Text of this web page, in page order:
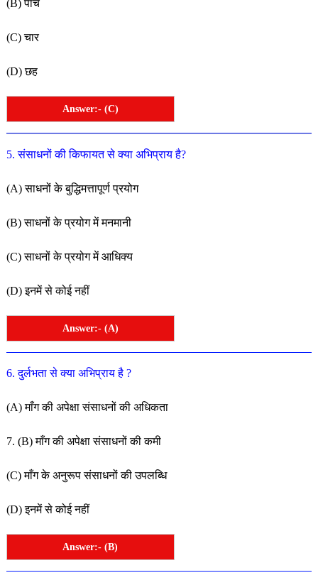
(B)पाँच
(C)चार
(D)छह
Answer:- (C)
5.संसाधनोंकीकिफायतसेक्या अभिप्रायहै?
(A)साधनोंकेबुद्धिमत्तापूर्णप्रयोग
(B)साधनोंकेप्रयोगमेंमनमानी
(C)साधनोंकेप्रयोगमेंआधिक्य
(D)इनमेंसेकोईनहीं
Answer:- (A)
6.दुर्लभतासेक्या अभिप्रायहै ?
(A)माँगकी अपेक्षासंसाधनोंकी अधिकता
7. (B)माँगकी अपेक्षासंसाधनोंकीकमी
(C)माँगकेअनुरूपसंसाधनोंकीउपलब्धि
(D)इनमेंसेकोईनहीं
Answer:- (B)